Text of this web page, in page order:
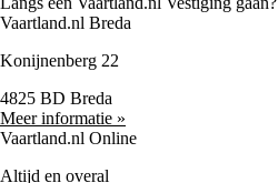
Vaartland.nl Breda
Konijnenberg 22
4825 BD Breda
Meer informatie »
Vaartland.nl Online
Altijd en overal